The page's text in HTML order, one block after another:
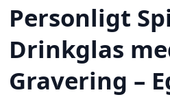
Personligt
Drinkglas
Gravering –